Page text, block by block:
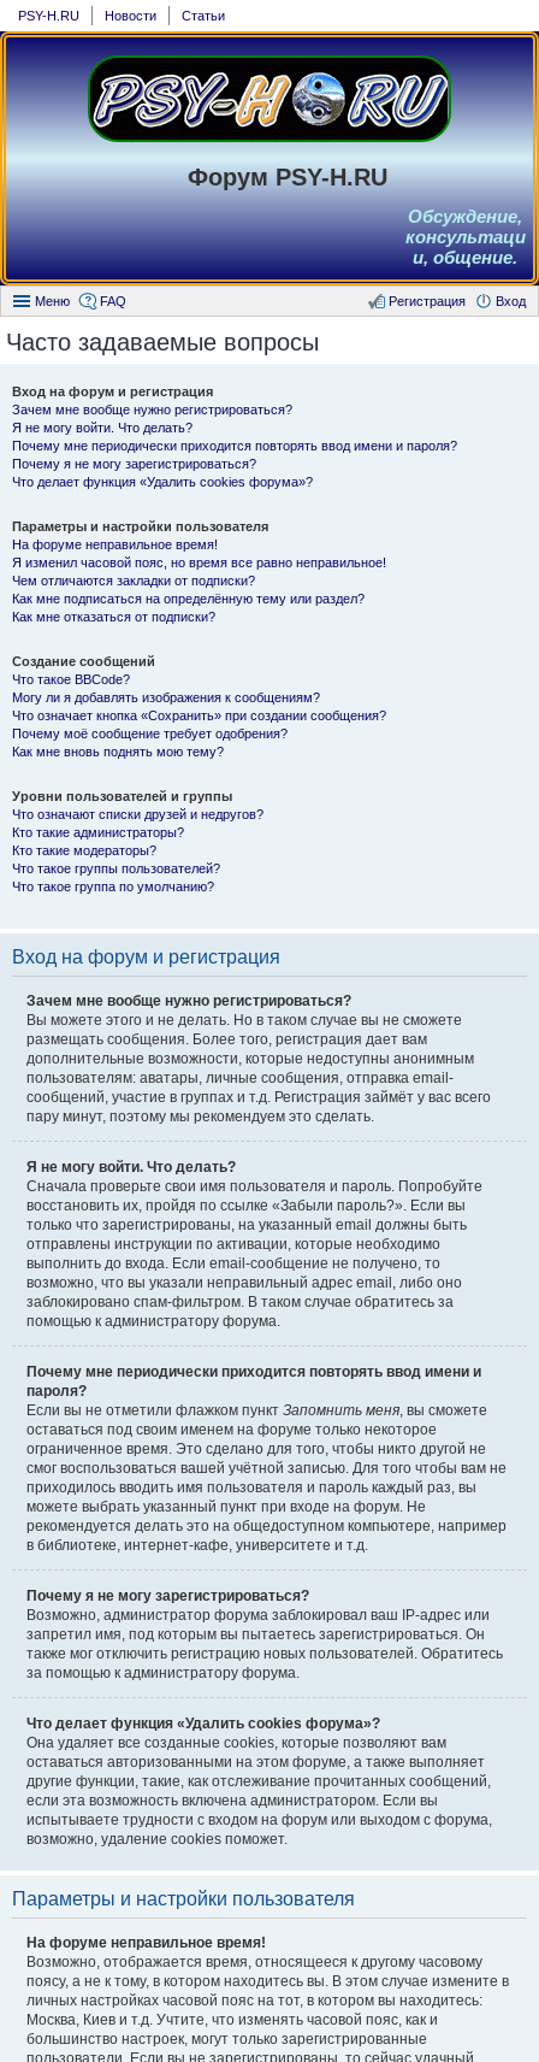
PSY-H.RU Новости Статьи
Форум PSY-H.RU
Обсуждение,
консультаци
и, общение.
Меню FAQ Вход
Регистрация
Часто задаваемые вопросы
Вход на форум и регистрация
Зачем мне вообще нужно регистрироваться?
Я не могу войти. Что делать?
Почему мне периодически приходится повторять ввод имени и пароля?
Почему я не могу зарегистрироваться?
Что делает функция «Удалить cookies форума»?
Параметры и настройки пользователя
На форуме неправильное время!
Я изменил часовой пояс, но время все равно неправильное!
Чем отличаются закладки от подписки?
Как мне подписаться на определённую тему или раздел?
Как мне отказаться от подписки?
Создание сообщений
Что такое BBCode?
Могу ли я добавлять изображения к сообщениям?
Что означает кнопка «Сохранить» при создании сообщения?
Почему моё сообщение требует одобрения?
Как мне вновь поднять мою тему?
Уровни пользователей и группы
Что означают списки друзей и недругов?
Кто такие администраторы?
Кто такие модераторы?
Что такое группы пользователей?
Что такое группа по умолчанию?
Вход на форум и регистрация
Зачем мне вообще нужно регистрироваться?
Вы можете этого и не делать. Но в таком случае вы не сможете
размещать сообщения. Более того, регистрация дает вам
дополнительные возможности, которые недоступны анонимным
пользователям: аватары, личные сообщения, отправка email-
сообщений, участие в группах и т.д. Регистрация займёт у вас всего
пару минут, поэтому мы рекомендуем это сделать.
Я не могу войти. Что делать?
Сначала проверьте свои имя пользователя и пароль. Попробуйте
восстановить их, пройдя по ссылке «Забыли пароль?». Если вы
только что зарегистрированы, на указанный email должны быть
отправлены инструкции по активации, которые необходимо
выполнить до входа. Если email-сообщение не получено, то
возможно, что вы указали неправильный адрес email, либо оно
заблокировано спам-фильтром. В таком случае обратитесь за
помощью к администратору форума.
Почему мне периодически приходится повторять ввод имени и
пароля?
Если вы не отметили флажком пункт Запомнить меня , вы сможете
оставаться под своим именем на форуме только некоторое
ограниченное время. Это сделано для того, чтобы никто другой не
смог воспользоваться вашей учётной записью. Для того чтобы вам не
приходилось вводить имя пользователя и пароль каждый раз, вы
можете выбрать указанный пункт при входе на форум. Не
рекомендуется делать это на общедоступном компьютере, например
в библиотеке, интернет-кафе, университете и т.д.
Почему я не могу зарегистрироваться?
Возможно, администратор форума заблокировал ваш IP-адрес или
запретил имя, под которым вы пытаетесь зарегистрироваться. Он
также мог отключить регистрацию новых пользователей. Обратитесь
за помощью к администратору форума.
Что делает функция «Удалить cookies форума»?
Она удаляет все созданные cookies, которые позволяют вам
оставаться авторизованными на этом форуме, а также выполняет
другие функции, такие, как отслеживание прочитанных сообщений,
если эта возможность включена администратором. Если вы
испытываете трудности с входом на форум или выходом с форума,
возможно, удаление cookies поможет.
Параметры и настройки пользователя
На форуме неправильное время!
Возможно, отображается время, относящееся к другому часовому
поясу, а не к тому, в котором находитесь вы. В этом случае измените в
личных настройках часовой пояс на тот, в котором вы находитесь:
Москва, Киев и т.д. Учтите, что изменять часовой пояс, как и
большинство настроек, могут только зарегистрированные
пользователи. Если вы не зарегистрированы, то сейчас удачный